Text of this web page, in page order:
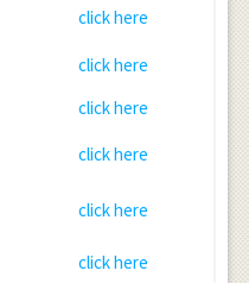
click here
click here
click here
click here
click here
click here